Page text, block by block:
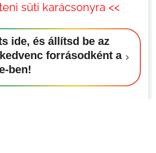
süti karácsonyra <<
ide, és állítsd be az
forrásodként a
ben!